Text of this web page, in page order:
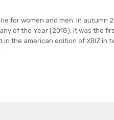
for women and men. In autumn
of the Year (2018). It was the
the american edition of XBIZ in